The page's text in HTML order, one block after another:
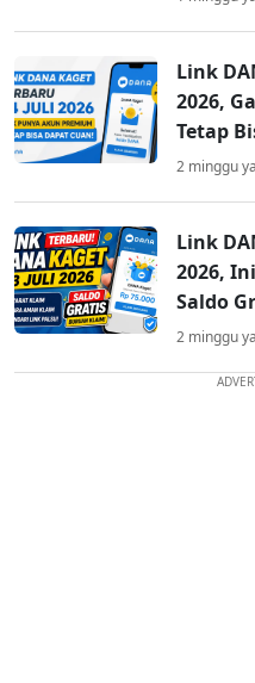
Link
2026,
Tetap
2 minggu
Link
2026,
Saldo
2 minggu